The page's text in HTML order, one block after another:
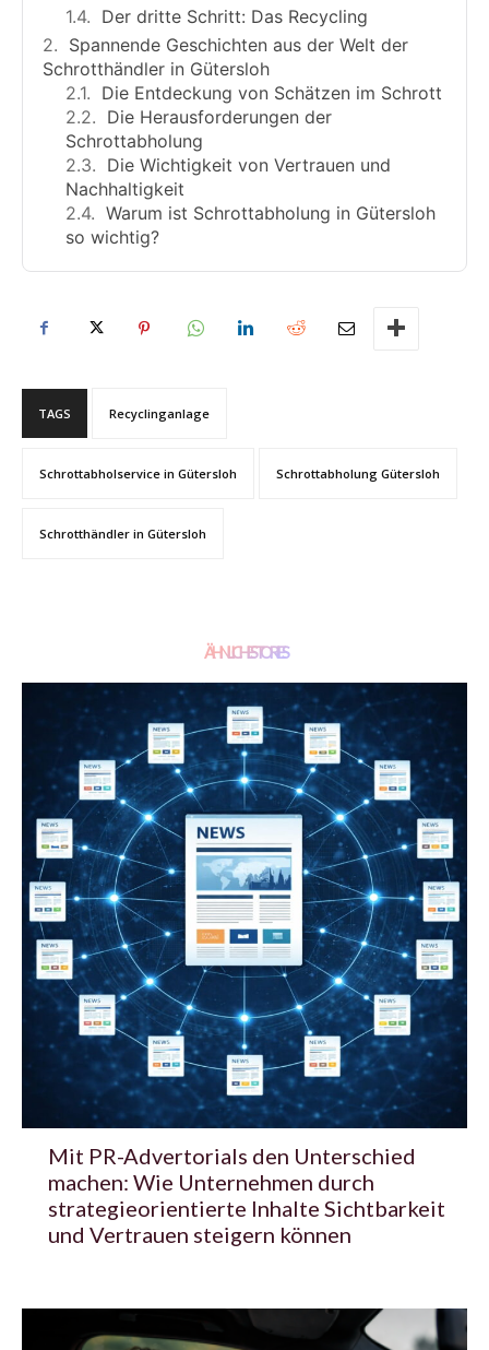
Der dritte Schritt: Das Recycling
Spannende Geschichten aus der Welt der
Schrotthändler in Gütersloh
Die Entdeckung von Schätzen im Schrott
Die Herausforderungen der
Schrottabholung
Die Wichtigkeit von Vertrauen und
Nachhaltigkeit
Warum ist Schrottabholung in Gütersloh
so wichtig?
TAGS Recyclinganlage
Schrottabholservice in Gütersloh Schrottabholung Gütersloh
Schrotthändler in Gütersloh
ÄHNLICHE STORIES
Mit PR-Advertorials den Unterschied
machen: Wie Unternehmen durch
strategieorientierte Inhalte Sichtbarkeit
und Vertrauen steigern können